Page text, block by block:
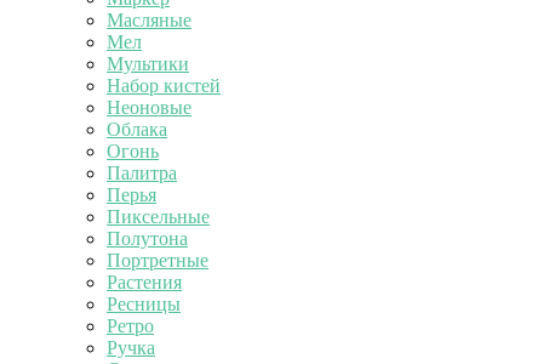
Масляные
Мел
Мультики
Набор кистей
Неоновые
Облака
Огонь
Палитра
Перья
Пиксельные
Полутона
Портретные
Растения
Ресницы
Ретро
Ручка